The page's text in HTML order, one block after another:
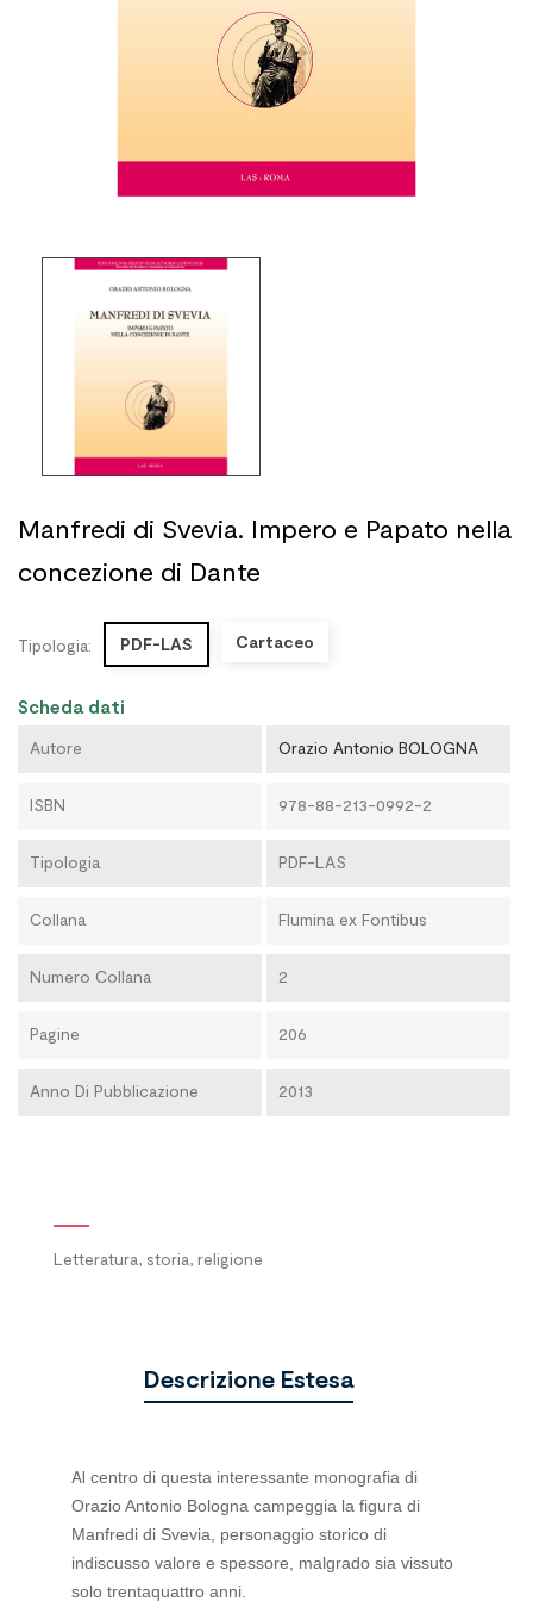
Manfredi di Svevia. Impero e Papato nella
concezione di Dante
Tipologia: PDF-LAS Cartaceo
Scheda dati
Autore Orazio Antonio BOLOGNA
ISBN 978-88-213-0992-2
Tipologia PDF-LAS
Collana Flumina ex Fontibus
Numero Collana 2
Pagine 206
Anno Di Pubblicazione 2013
Letteratura, storia, religione
Descrizione Estesa
Al centro di questa interessante monografia di
Orazio Antonio Bologna campeggia la figura di
Manfredi di Svevia, personaggio storico di
indiscusso valore e spessore, malgrado sia vissuto
solo trentaquattro anni.